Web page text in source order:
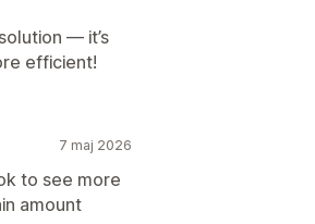
— it’s
efficient!
7 maj 2026
to see more
amount